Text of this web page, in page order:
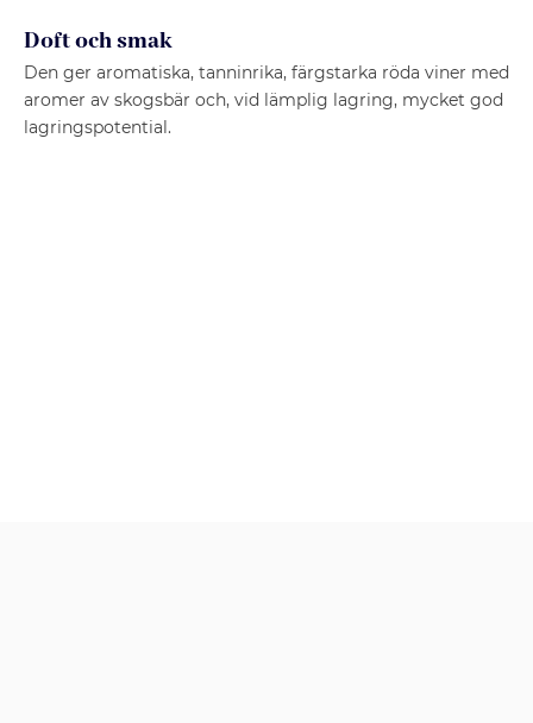
Doft och smak
Den ger aromatiska, tanninrika, färgstarka röda viner med
aromer av skogsbär och, vid lämplig lagring, mycket god
lagringspotential.